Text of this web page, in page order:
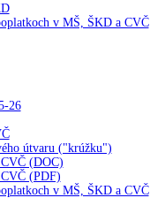
v MŠ, ŠKD a CVČ
26
útvaru ("krúžku")
(DOC)
(PDF)
v MŠ, ŠKD a CVČ